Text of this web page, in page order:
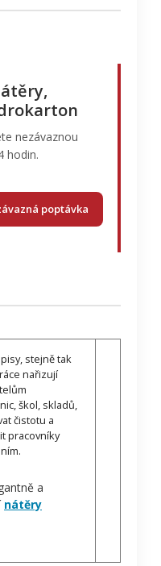
nezávaznou
hodin.
poptávka
stejně tak
nařizují
škol, skladů,
čistotu a
pracovníky
a
nátěry